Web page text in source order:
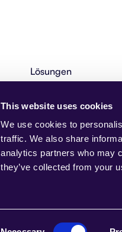
This website uses cookies
We use cookies to
traffic. We also share
analytics partners who may
they’ve collected from your
Lösungen
Finanzdienstleistungen
Bankwesen
BPO
Maßgeschneiderte KI-
Forderungseinzug
Gesundheitswesen